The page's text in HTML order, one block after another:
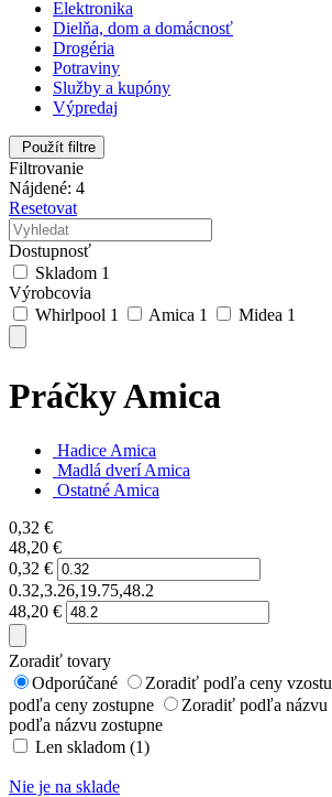
Elektronika
Dielňa, dom a domácnosť
Drogéria
Potraviny
Služby a kupóny
Výpredaj
Použít filtre
Filtrovanie
Nájdené: 4
Resetovat
Dostupnosť
Skladom 1
Výrobcovia
Whirlpool 1 Amica 1 Midea 1
Práčky Amica
Hadice Amica
Madlá dverí Amica
Ostatné Amica
0,32 €
48,20 €
0,32 €
0.32,3.26,19.75,48.2
48,20 €
Zoradiť tovary
Odporúčané
Zoradiť podľa ceny
podľa ceny zostupne
Zoradiť podľa názvu
podľa názvu zostupne
Len skladom (1)
Nie je na sklade